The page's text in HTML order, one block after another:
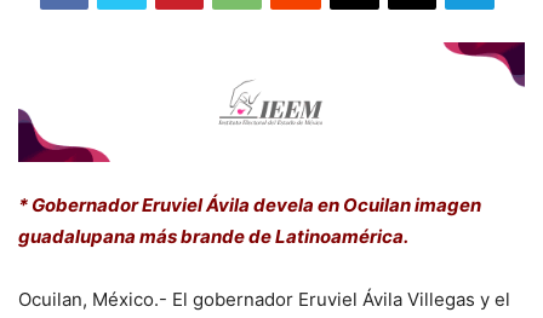
* Gobernador Eruviel Ávila devela en Ocuilan imagen
guadalupana más brande de Latinoamérica.
Ocuilan, México.- El gobernador Eruviel Ávila Villegas y el